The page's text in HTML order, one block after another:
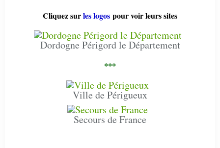
Cliquez surles logos pour voir leurs sites
Dordogne Périgord le Département
***
Ville de Périgueux
Secours de France